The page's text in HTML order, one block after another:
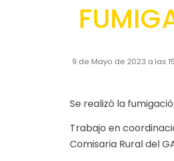
9 de Mayo de 2023 a las
Se realizó la
Trabajo en
Comisaria Rural del